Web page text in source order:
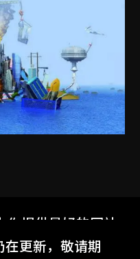
你提供最好的网站
更新，敬请期